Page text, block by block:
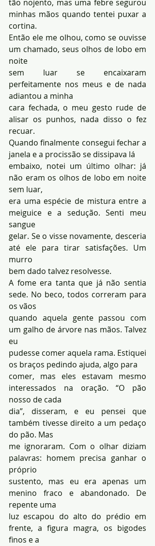
tão nojento, mas uma febre segurou
minhas mãos quando tentei puxar a
cortina.
Então ele me olhou, como se ouvisse
um chamado, seus olhos de lobo em
noite
sem luar se encaixaram
perfeitamente nos meus e de nada
adiantou a minha
cara fechada, o meu gesto rude de
alisar os punhos, nada disso o fez
recuar.
Quando finalmente consegui fechar a
janela e a procissão se dissipava lá
embaixo, notei um último olhar: já
não eram os olhos de lobo em noite
sem luar,
era uma espécie de mistura entre a
meiguice e a sedução. Senti meu
sangue
gelar. Se o visse novamente, desceria
até ele para tirar satisfações. Um
murro
bem dado talvez resolvesse.
A fome era tanta que já não sentia
sede. No beco, todos correram para
os vãos
quando aquela gente passou com
um galho de árvore nas mãos. Talvez
eu
pudesse comer aquela rama. Estiquei
os braços pedindo ajuda, algo para
comer, mas eles estavam mesmo
interessados na oração. “O pão
nosso de cada
dia”, disseram, e eu pensei que
também tivesse direito a um pedaço
do pão. Mas
me ignoraram. Com o olhar diziam
palavras: homem precisa ganhar o
próprio
sustento, mas eu era apenas um
menino fraco e abandonado. De
repente uma
luz escapou do alto do prédio em
frente, a figura magra, os bigodes
finos e a